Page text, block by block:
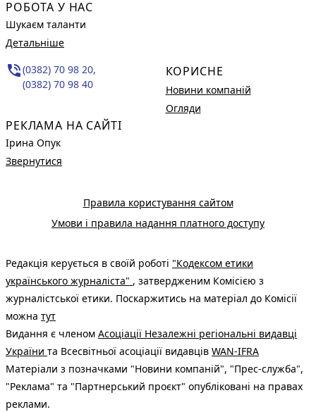
РОБОТА У НАС
Шукаєм таланти
Детальніше
phone_in_talk(0382) 70 98 20,
(0382) 70 98 40
РЕКЛАМА НА САЙТІ
Ірина Опук
Звернутися
КОРИСНЕ
Новини компаній
Огляди
Правила користування сайтом
Умови і правила надання платного доступу
Редакція керується в своїй роботі "Кодексом етики
українського журналіста" , затвердженим Комісією з
журналістської етики. Поскаржитись на матеріал до Комісії
можна тут
Видання є членом Асоціації Незалежні регіональні видавці
України та Всесвітньої асоціації видавців WAN-IFRA
Матеріали з позначками "Новини компаній", "Прес-служба",
"Реклама" та "Партнерський проєкт" опубліковані на правах
реклами.